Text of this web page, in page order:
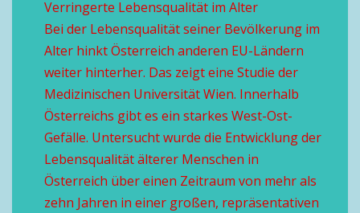
Verringerte Lebensqualität im Alter
Bei der Lebensqualität seiner Bevölkerung im
Alter hinkt Österreich anderen EU-Ländern
weiter hinterher. Das zeigt eine Studie der
Medizinischen Universität Wien. Innerhalb
Österreichs gibt es ein starkes West-Ost-
Gefälle. Untersucht wurde die Entwicklung der
Lebensqualität älterer Menschen in
Österreich über einen Zeitraum von mehr als
zehn Jahren in einer großen, repräsentativen